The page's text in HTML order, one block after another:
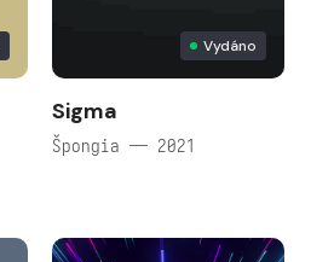
Vydáno
Sigma
Špongia — 2021